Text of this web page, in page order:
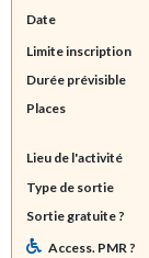
Date
Limite inscription
Durée prévisible
Places
Lieu de l'activité
Type de sortie
Sortie gratuite ?
Access. PMR ?